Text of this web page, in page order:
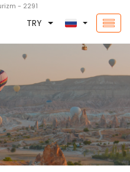
- 2291
TRY